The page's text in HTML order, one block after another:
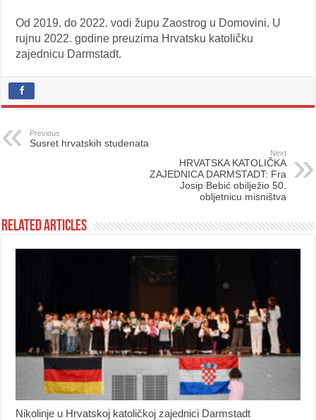
Od 2019. do 2022. vodi župu Zaostrog u Domovini. U
rujnu 2022. godine preuzima Hrvatsku katoličku
zajednicu Darmstadt.
Previous
Susret hrvatskih studenata
Next
HRVATSKA KATOLIČKA
ZAJEDNICA DARMSTADT: Fra
Josip Bebić obilježio 50.
obljetnicu misništva
Related Articles
Nikolinje u Hrvatskoj katoličkoj zajednici Darmstadt